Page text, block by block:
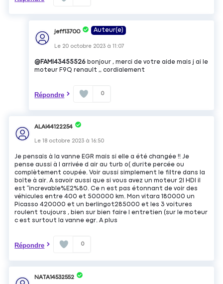
jeff13700 Auteur(e)
Le 20 octobre 2023 à11:07
@FAMI43455526 bonjour , merci de votre aide mais j ai le
moteur F9Q renault ,, cordialement
Répondre 0
ALAI44122254
Le18 octobre 2023 à16:50
Je pensais à la vanne EGR mais si elle a été changée !! Je
pense aussi à l arrivée d air au turb o( durite percée ou
complètement coupée. Voir aussi simplement le filtre dans la
boîte à air. A savoir aussi que si vous avez un moteur 2l HDI il
est “increvable%E2%80. Ce n est pas étonnant de voir des
véhicules entre 400 et 500000 km. Mon vitara 180000 un
Picasso 420000 et un berlingot285000 et les 3 voitures
roulent toujours , bien sur bien faire l entretien (sur le moteur
c est surtout la vanne egr. A plus
Répondre 0
NATA14532552